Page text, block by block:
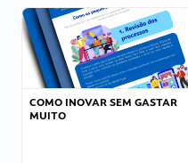
COMO INOVAR SEM GASTAR
MUITO